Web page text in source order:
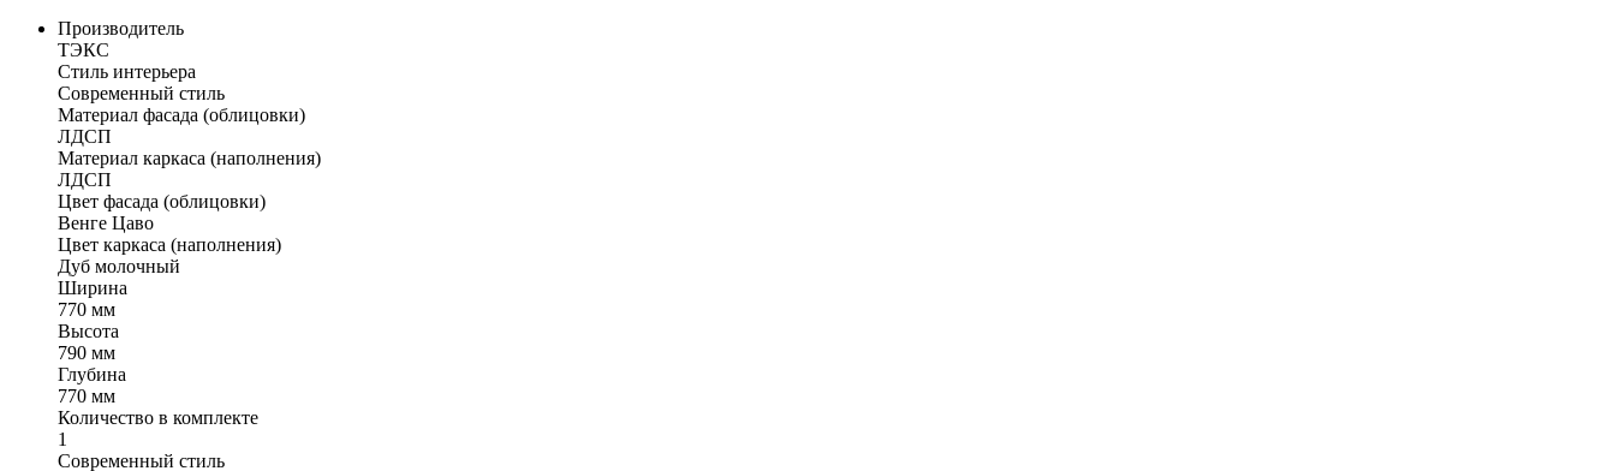
Производитель
ТЭКС
Стиль интерьера
Современный стиль
Материал фасада (облицовки)
ЛДСП
Материал каркаса (наполнения)
ЛДСП
Цвет фасада (облицовки)
Венге Цаво
Цвет каркаса (наполнения)
Дуб молочный
Ширина
770 мм
Высота
790 мм
Глубина
770 мм
Количество в комплекте
1
Современный стиль